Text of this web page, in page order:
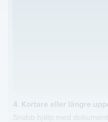
4. Kortare eller längre
Snabb hjälp med